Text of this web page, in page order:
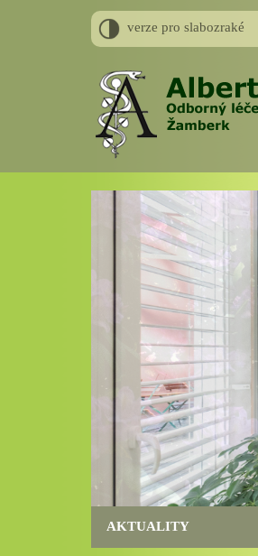
verze pro slabozraké
AKTUALITY